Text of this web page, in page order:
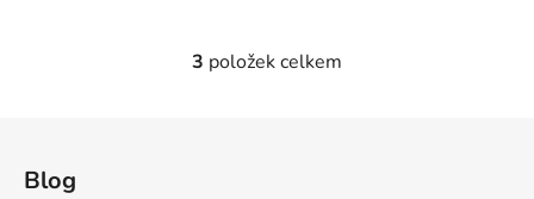
O
3 položek celkem
Blog